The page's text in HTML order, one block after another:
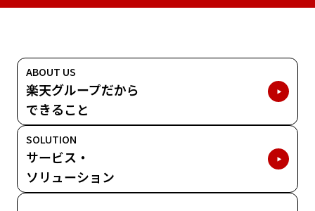
ABOUT US
楽天グループだから
できること
SOLUTION
サービス・
ソリューション